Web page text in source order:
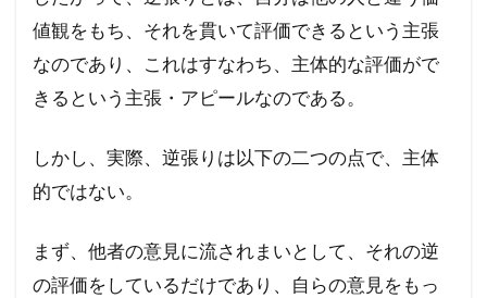
値観をもち、それを貫いて評価できるという主張
なのであり、これはすなわち、主体的な評価がで
きるという主張・アピールなのである。
しかし、実際、逆張りは以下の二つの点で、主体
的ではない。
まず、他者の意見に流されまいとして、それの逆
の評価をしているだけであり、自らの意見をもっ